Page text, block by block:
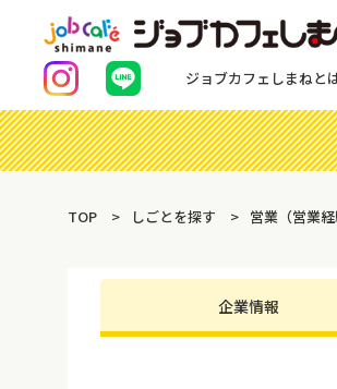
ジョブカフェしまねと
TOP しごとを探す 営業（営業
企業情報